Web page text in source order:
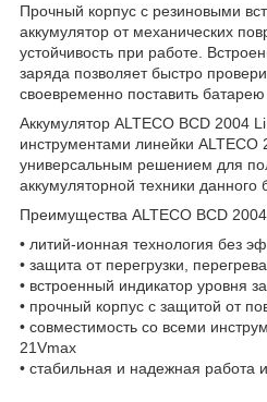
Прочный корпус с резиновыми
аккумулятор от механических
устойчивость при работе.
заряда позволяет быстро
своевременно поставить батарею
Аккумулятор ALTECO BCD 2004
инструментами линейки ALTECO
универсальным решением для
аккумуляторной техники данного
Преимущества ALTECO BCD
• литий-ионная технология без
• защита от перегрузки,
• встроенный индикатор уровня
• прочный корпус с защитой от
• совместимость со всеми
21Vmax
• стабильная и надежная работа